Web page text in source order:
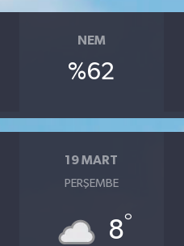
NEM
%62
19 MART
PERŞEMBE
8°